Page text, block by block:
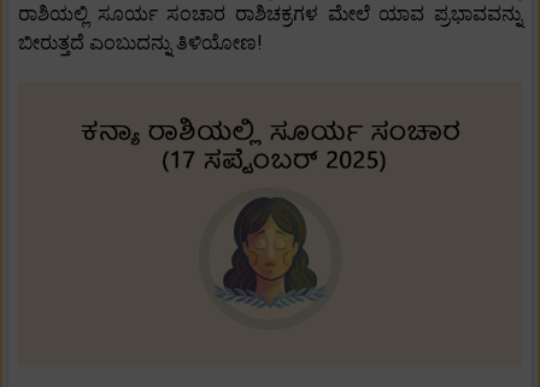
ರಾಶಿಯಲ್ಲಿ ಸೂರ್ಯ ಸಂಚಾರ ರಾಶಿಚಕ್ರಗಳ ಮೇಲೆ ಯಾವ ಪ್ರಭಾವವನ್ನು
ಬೀರುತ್ತದೆ ಎಂಬುದನ್ನು ತಿಳಿಯೋಣ!